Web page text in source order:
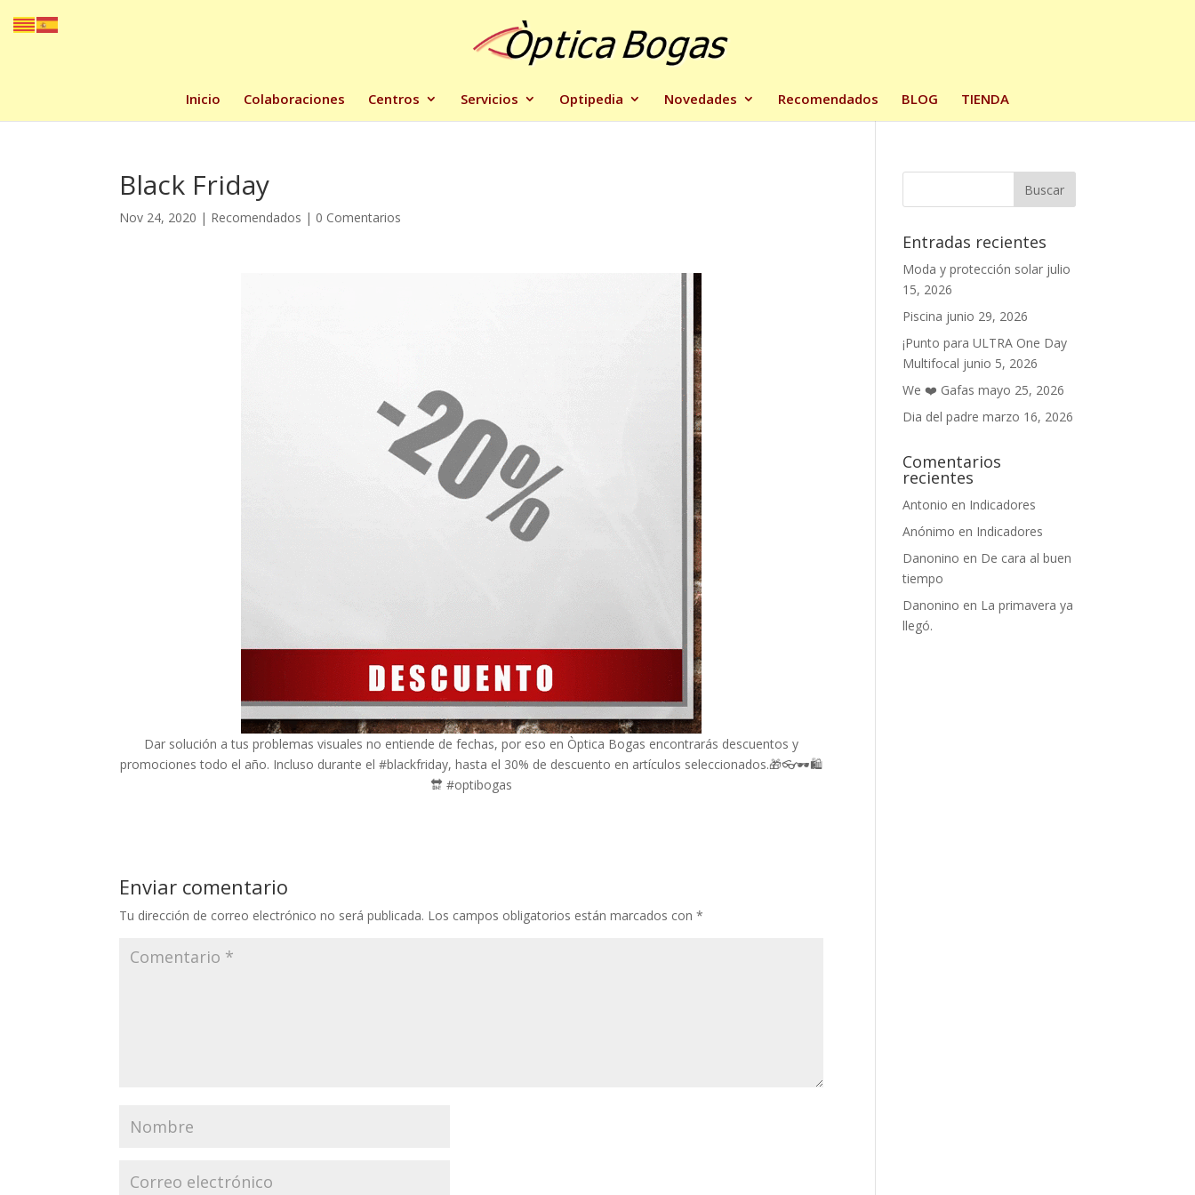
Inicio Colaboraciones Centros Servicios Optipedia Novedades Recomendados BLOG TIENDA
Black Friday
Nov 24, 2020 | Recomendados | 0 Comentarios
Dar solución a tus problemas visuales no entiende de fechas, por eso en Òptica Bogas encontrarás descuentos y
promociones todo el año. Incluso durante el #blackfriday, hasta el 30% de descuento en artículos seleccionados.🎁👓🕶️🛍️
🔛 #optibogas
Enviar comentario
Tu dirección de correo electrónico no será publicada. Los campos obligatorios están marcados con*
Entradas recientes
Moda y protección solar julio
15, 2026
Piscina junio 29, 2026
¡Punto para ULTRA One Day
Multifocal junio 5, 2026
We ❤️ Gafas mayo 25, 2026
Dia del padre marzo 16, 2026
Comentarios
recientes
Antonio en Indicadores
Anónimo en Indicadores
Danonino en De cara al buen
tiempo
Danonino en La primavera ya
llegó.